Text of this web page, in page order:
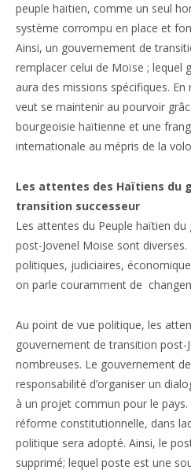
peuple haïtien, comme un seul
système corrompu en place et
Ainsi, un gouvernement de
remplacer celui de Moïse ; lequel
aura des missions spécifiques.
veut se maintenir au pourvoir
bourgeoisie haïtienne et une
internationale au mépris de la
Les attentes des Haïtiens du
transition successeur
Les attentes du Peuple haïtien
post-Jovenel Moise sont diverses.
politiques, judiciaires,
on parle couramment de
Au point de vue politique, les
gouvernement de transition
nombreuses. Le gouvernement
responsabilité d’organiser un
à un projet commun pour le
réforme constitutionnelle, dans
politique sera adopté. Ainsi, le
supprimé; lequel poste est une